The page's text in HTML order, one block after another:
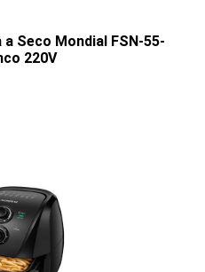
Seco Mondial FSN-55-
220V